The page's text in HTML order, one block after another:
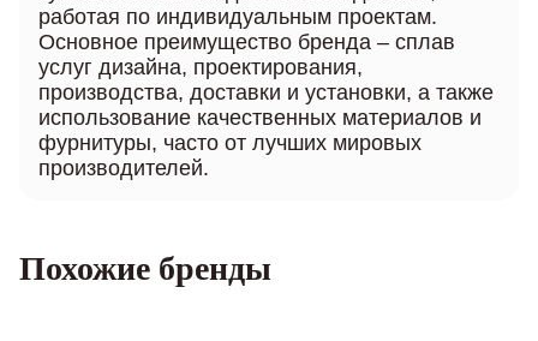
работая по индивидуальным проектам.
Основное преимущество бренда – сплав
услуг дизайна, проектирования,
производства, доставки и установки, а также
использование качественных материалов и
фурнитуры, часто от лучших мировых
производителей.
Похожие бренды